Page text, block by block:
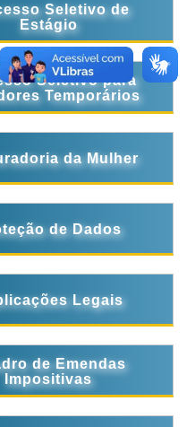
Seletivo de
Estágio
Seletivo para
Temporários
da Mulher
de Dados
Legais
de Emendas
Impositivas